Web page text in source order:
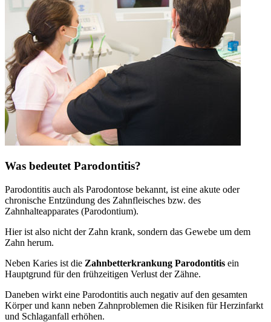
Was bedeutet Parodontitis?
Parodontitis auch als Parodontose bekannt, ist eine akute oder
chronische Entzündung des Zahnfleisches bzw. des
Zahnhalteapparates (Parodontium).
Hier ist also nicht der Zahn krank, sondern das Gewebe um dem
Zahn herum.
Neben Karies ist die Zahnbetterkrankung Parodontitis ein
Hauptgrund für den frühzeitigen Verlust der Zähne.
Daneben wirkt eine Parodontitis auch negativ auf den gesamten
Körper und kann neben Zahnproblemen die Risiken für Herzinfarkt
und Schlaganfall erhöhen.